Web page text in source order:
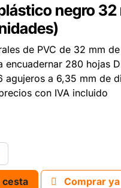
negro 32
de PVC de 32 mm
encuadernar 280 hojas
agujeros a 6,35 mm de
con IVA incluido
cesta
Comprar ya